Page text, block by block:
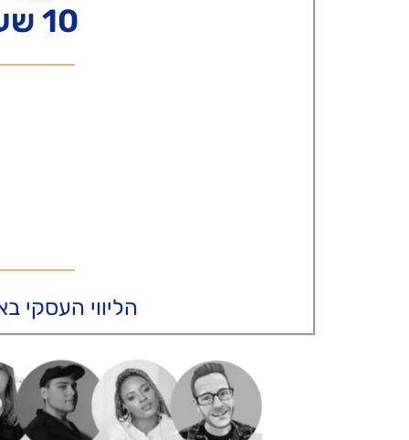
10 שעות + 5 מפגשים + שיפור מיידי בעסק.
הליווי העסקי